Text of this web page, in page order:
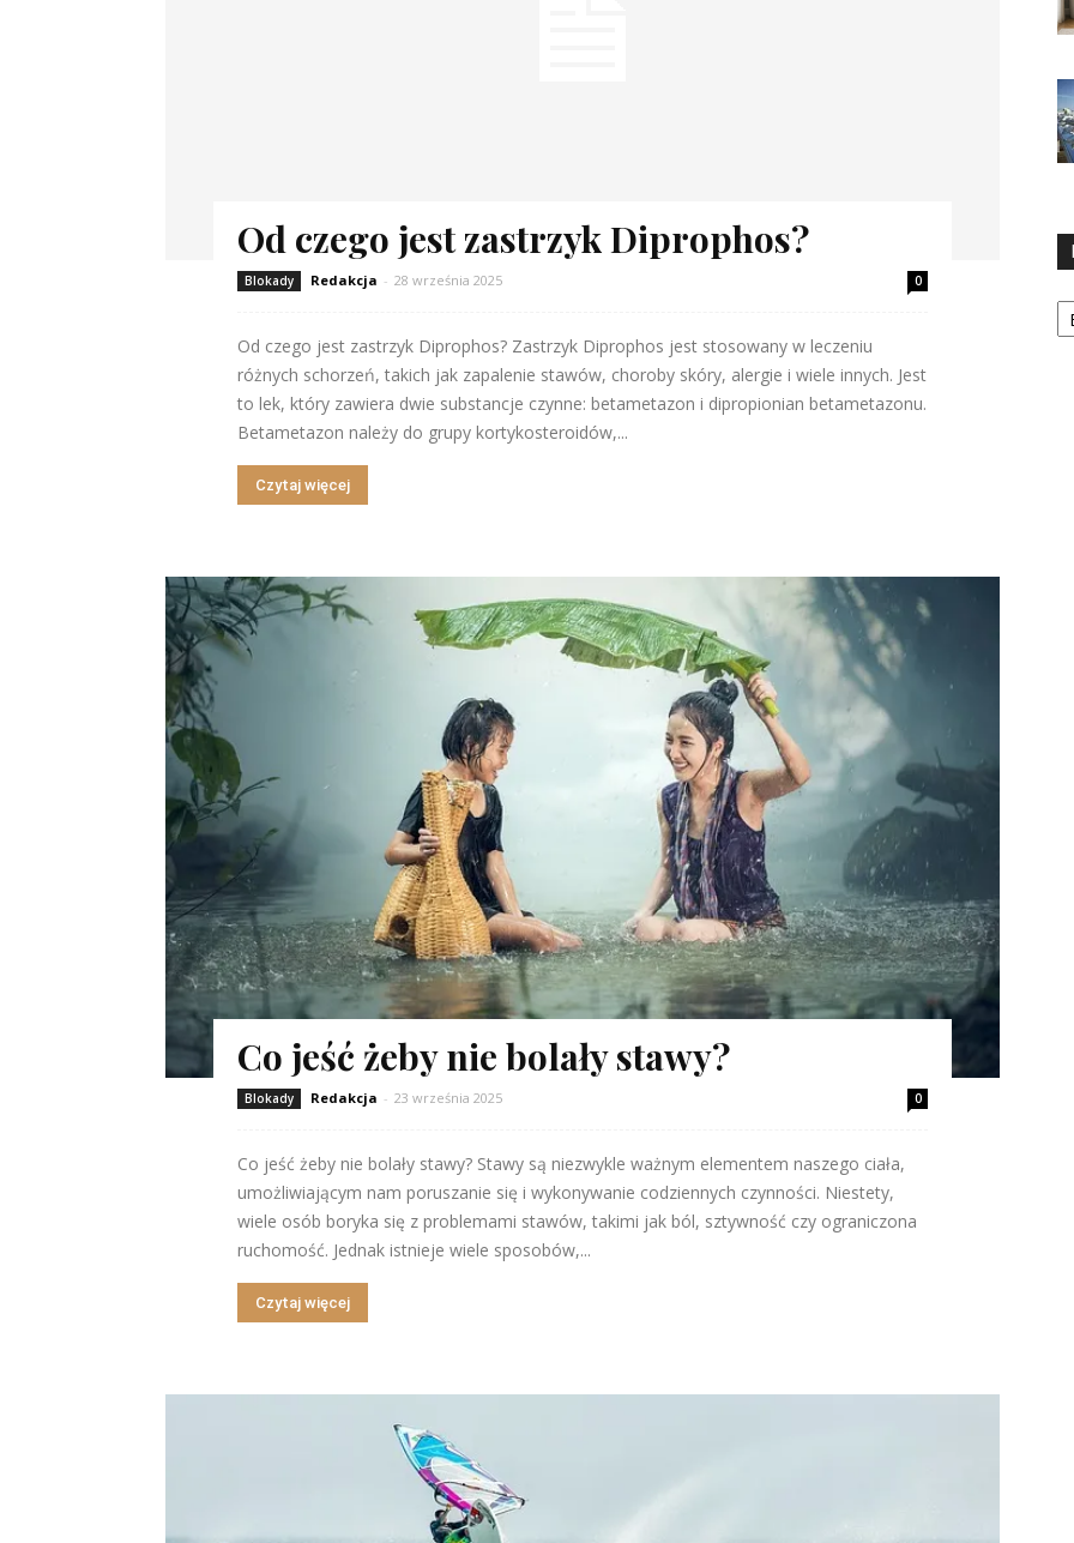
Od czego jest zastrzyk Diprophos?
Blokady Redakcja - 28 września 2025 0
Od czego jest zastrzyk Diprophos? Zastrzyk Diprophos jest stosowany w leczeniu
różnych schorzeń, takich jak zapalenie stawów, choroby skóry, alergie i wiele innych. Jest
to lek, który zawiera dwie substancje czynne: betametazon i dipropionian betametazonu.
Betametazon należy do grupy kortykosteroidów,...
Czytaj więcej
Co jeść żeby nie bolały stawy?
Blokady Redakcja - 23 września 2025 0
Co jeść żeby nie bolały stawy? Stawy są niezwykle ważnym elementem naszego ciała,
umożliwiającym nam poruszanie się i wykonywanie codziennych czynności. Niestety,
wiele osób boryka się z problemami stawów, takimi jak ból, sztywność czy ograniczona
ruchomość. Jednak istnieje wiele sposobów,...
Czytaj więcej